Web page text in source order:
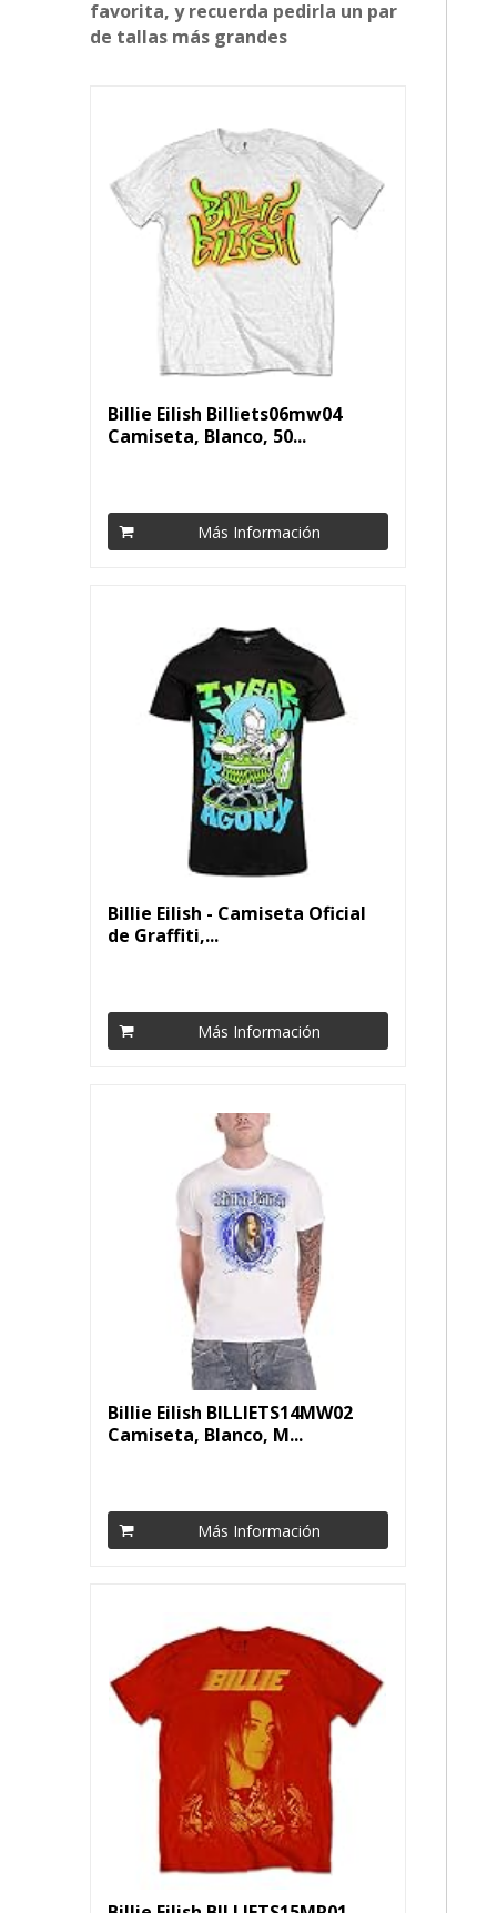
favorita, y recuerda pedirla un par
de tallas más grandes
Billie Eilish Billiets06mw04
Camiseta, Blanco, 50...
Más Información
Billie Eilish - Camiseta Oficial
de Graffiti,...
Más Información
Billie Eilish BILLIETS14MW02
Camiseta, Blanco, M...
Más Información